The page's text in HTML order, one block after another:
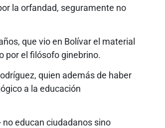
la orfandad, seguramente no
que vio en Bolívar el material
por el filósofo ginebrino.
quien además de haber
a la educación
no educan ciudadanos sino